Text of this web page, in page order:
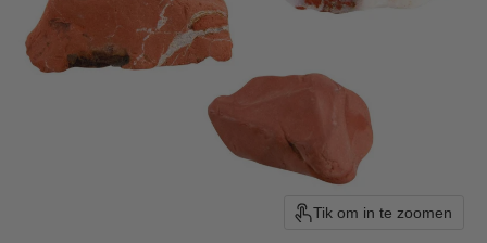
Tik om in te zoomen